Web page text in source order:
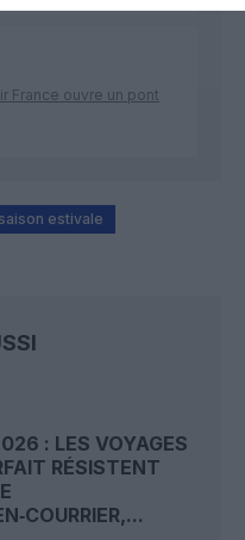
France ouvre un pont
saison estivale
: LES VOYAGES
RÉSISTENT